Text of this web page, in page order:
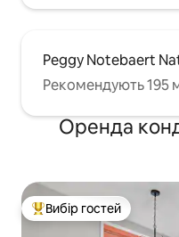
Peggy Notebaert
Рекомендують 195
Оренда
Топ вибір гостей
Вибір гостей